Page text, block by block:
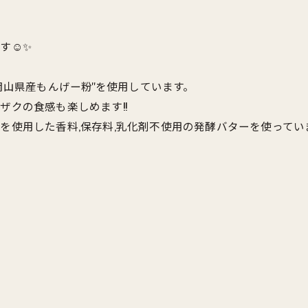
☺️✨
県産もんげー粉''を使用しています。
クの食感も楽しめます!!
使用した香料,保存料,乳化剤不使用の発酵バターを使ってい